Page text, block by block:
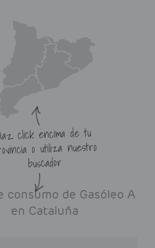
click encima de tu
o utiliza nuestro
buscador
consumo de Gasóleo A
en Cataluña